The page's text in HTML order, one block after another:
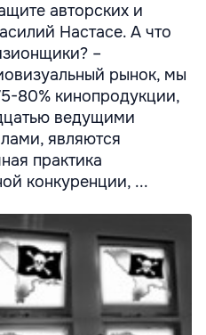
авторских и
Настасе. А что
–
рынок, мы
80% кинопродукции,
ведущими
являются
практика
конкуренции, ...